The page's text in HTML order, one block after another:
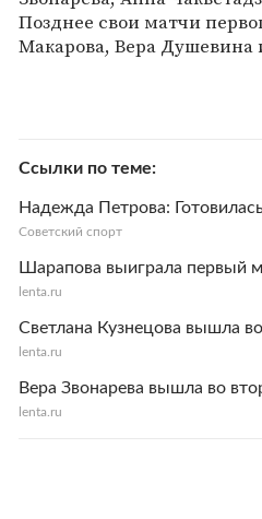
Позднее свои матчи
Макарова, Вера Душевина
Ссылки по теме
Надежда Петрова:
Советский спорт
Шарапова выиграла первый
lenta.ru
Светлана Кузнецова вышла
lenta.ru
Вера Звонарева вышла во
lenta.ru